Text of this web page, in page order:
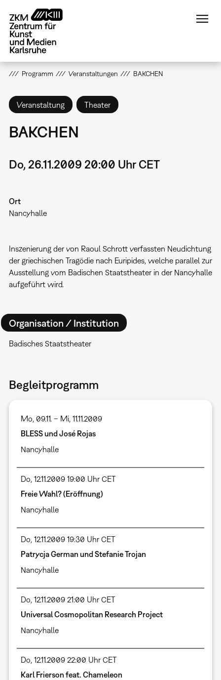
zum
Inhalt
Programm Veranstaltungen BAKCHEN
Veranstaltung Theater
BAKCHEN
Do, 26.11.2009 20:00 Uhr CET
Ort
Nancyhalle
Inszenierung der von Raoul Schrott verfassten Neudichtung
der griechischen Tragödie nach Euripides, welche parallel zur
Ausstellung vom Badischen Staatstheater in der Nancyhalle
aufgeführt wird.
Organisation / Institution
Badisches Staatstheater
Begleitprogramm
Mo, 09.11. – Mi, 11.11.2009
BLESS und José Rojas
Nancyhalle
Do, 12.11.2009 19:00 Uhr CET
Freie Wahl? (Eröffnung)
Nancyhalle
Do, 12.11.2009 19:30 Uhr CET
Patrycja German und Stefanie Trojan
Nancyhalle
Do, 12.11.2009 21:00 Uhr CET
Universal Cosmopolitan Research Project
Nancyhalle
Do, 12.11.2009 22:00 Uhr CET
Karl Frierson feat. Chameleon